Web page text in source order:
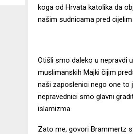
koga od Hrvata katolika da
našim sudnicama pred cijelim
Otišli smo daleko u nepravdi
muslimanskih Majki čijim
naši zaposlenici nego one to
nepravednici smo glavni
islamizma.
Zato me, govori Brammertz